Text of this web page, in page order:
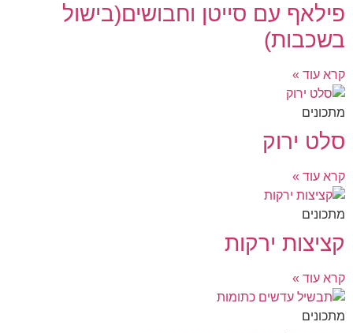
פילאף עם סייטן וחבושים(בישול
בשכבות)
קרא עוד »
מתכונים
סלט ירוק
קרא עוד »
מתכונים
קציצות ירקות
קרא עוד »
מתכונים